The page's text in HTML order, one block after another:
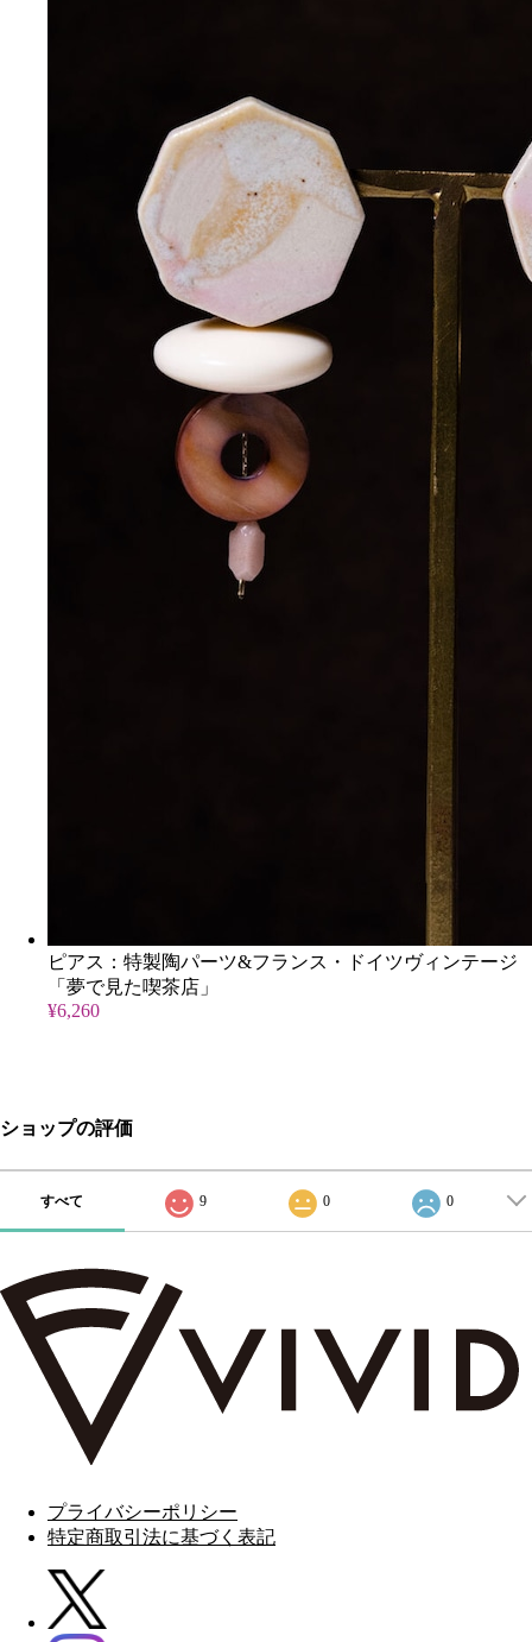
ピアス：特製陶パーツ&フランス・ドイツヴィンテージ
「夢で見た喫茶店」
¥6,260
ショップの評価
すべて 9 0 0
プライバシーポリシー
特定商取引法に基づく表記